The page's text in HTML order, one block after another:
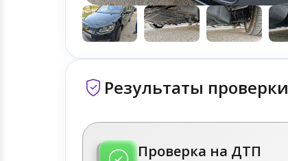
Результаты проверки
Проверка на ДТП